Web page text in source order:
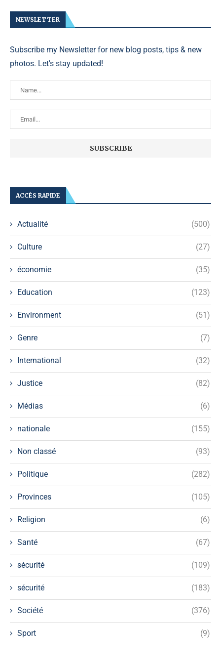
NEWSLETTER
Subscribe my Newsletter for new blog posts, tips & new
photos. Let's stay updated!
ACCÈS RAPIDE
Actualité (500)
Culture (27)
économie (35)
Education (123)
Environment (51)
Genre (7)
International (32)
Justice (82)
Médias (6)
nationale (155)
Non classé (93)
Politique (282)
Provinces (105)
Religion (6)
Santé (67)
sécurité (109)
sécurité (183)
Société (376)
Sport (9)